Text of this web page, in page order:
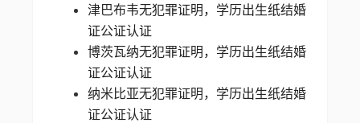
津巴布韦无犯罪证明，学历出生纸结婚
证公证认证
博茨瓦纳无犯罪证明，学历出生纸结婚
证公证认证
纳米比亚无犯罪证明，学历出生纸结婚
证公证认证